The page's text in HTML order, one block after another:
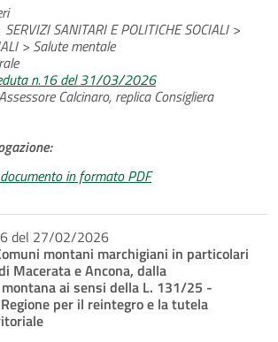
SERVIZI SANITARI E POLITICHE SOCIALI >
> Salute mentale
n.16 del 31/03/2026
Calcinaro, replica Consigliera
in formato PDF
del 27/02/2026
montani marchigiani in particolari
Macerata e Ancona, dalla
ai sensi della L. 131/25 -
per il reintegro e la tutela